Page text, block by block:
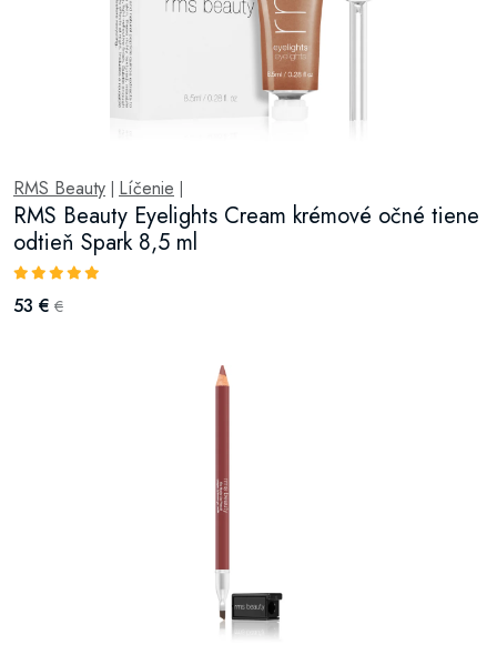
RMS Beauty Líčenie
RMS Beauty Eyelights Cream krémové očné tiene
odtieň Spark 8,5 ml
53 € €